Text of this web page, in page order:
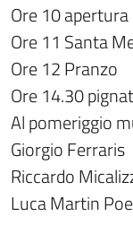
Ore 10
Ore 11 Santa
Ore 12 Pranzo
Ore 14.30
Al pomeriggio
Giorgio Ferraris
Riccardo
Luca Martin